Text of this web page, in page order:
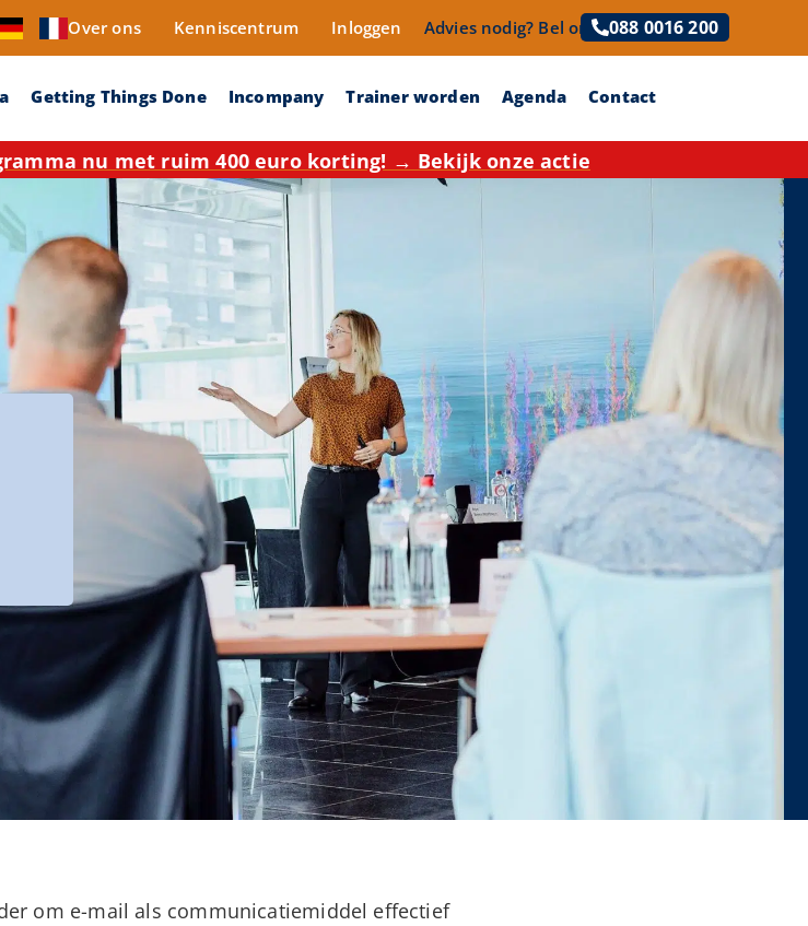
Over ons Kenniscentrum Inloggen Advies nodig? Bel ons! 088 0016 200
Getting Things Done Incompany Trainer worden Agenda Contact
nu met ruim 400 euro korting! → Bekijk onze actie
om e-mail als communicatiemiddel effectief